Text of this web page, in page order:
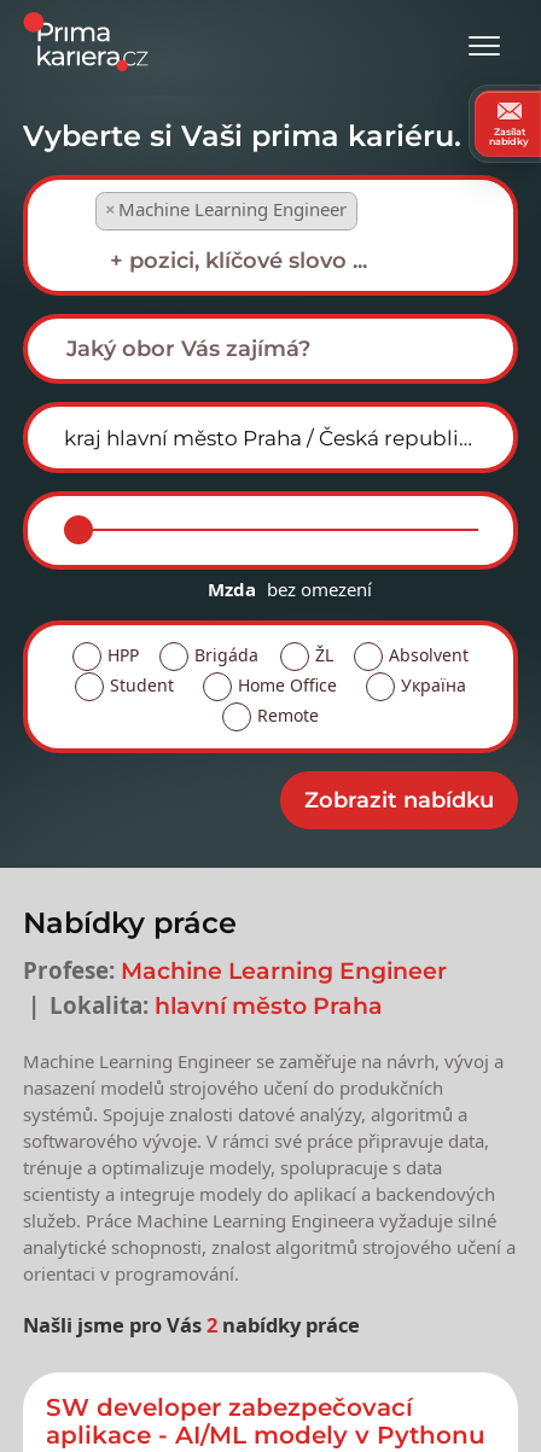
Vyberte si Vaši prima kariéru.
× Machine Learning Engineer
Mzda bez omezení
HPP Brigáda ŽL
Absolvent
Student
Home Office
Україна
Remote
Nabídky práce
Profese: Machine Learning Engineer
Lokalita: hlavní město Praha
Machine Learning Engineer se zaměřuje na návrh, vývoj a
nasazení modelů strojového učení do produkčních
systémů. Spojuje znalosti datové analýzy, algoritmů a
softwarového vývoje. V rámci své práce připravuje data,
trénuje a optimalizuje modely, spolupracuje s data
scientisty a integruje modely do aplikací a backendových
služeb. Práce Machine Learning Engineera vyžaduje silné
analytické schopnosti, znalost algoritmů strojového učení a
orientaci v programování.
Našli jsme pro Vás2 nabídky práce
Nejnovější nabídky práce
SW developer zabezpečovací
aplikace - AI/ML modely v Pythonu
Zasílat
nabídky